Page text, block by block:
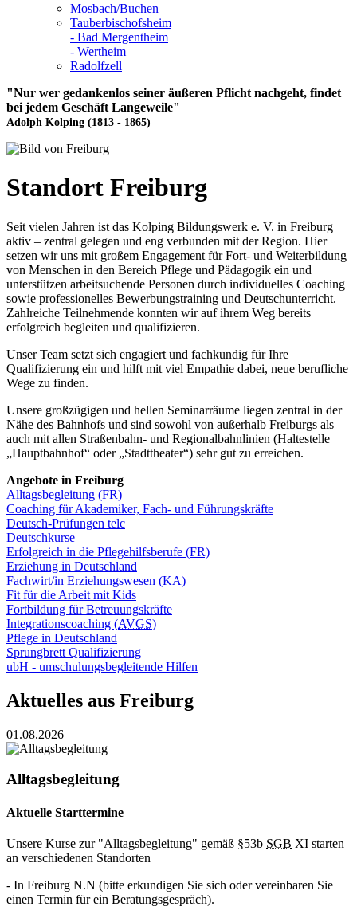
Mosbach/Buchen
Tauberbischofsheim
- Bad Mergentheim
- Wertheim
Radolfzell
"Nur wer gedankenlos seiner äußeren Pflicht nachgeht, findet
bei jedem Geschäft Langeweile"
Adolph Kolping (1813 - 1865)
Standort Freiburg
Seit vielen Jahren ist das Kolping Bildungswerk e. V. in Freiburg
aktiv – zentral gelegen und eng verbunden mit der Region. Hier
setzen wir uns mit großem Engagement für Fort- und Weiterbildung
von Menschen in den Bereich Pflege und Pädagogik ein und
unterstützen arbeitsuchende Personen durch individuelles Coaching
sowie professionelles Bewerbungstraining und Deutschunterricht.
Zahlreiche Teilnehmende konnten wir auf ihrem Weg bereits
erfolgreich begleiten und qualifizieren.
Unser Team setzt sich engagiert und fachkundig für Ihre
Qualifizierung ein und hilft mit viel Empathie dabei, neue berufliche
Wege zu finden.
Unsere großzügigen und hellen Seminarräume liegen zentral in der
Nähe des Bahnhofs und sind sowohl von außerhalb Freiburgs als
auch mit allen Straßenbahn- und Regionalbahnlinien (Haltestelle
„Hauptbahnhof“ oder „Stadttheater“) sehr gut zu erreichen.
Angebote in Freiburg
Alltagsbegleitung (FR)
Coaching für Akademiker, Fach- und Führungskräfte
Deutsch-Prüfungen telc
Deutschkurse
Erfolgreich in die Pflegehilfsberufe (FR)
Erziehung in Deutschland
Fachwirt/in Erziehungswesen (KA)
Fit für die Arbeit mit Kids
Fortbildung für Betreuungskräfte
Integrationscoaching (AVGS)
Pflege in Deutschland
Sprungbrett Qualifizierung
ubH - umschulungsbegleitende Hilfen
Aktuelles aus Freiburg
01.08.2026
Alltagsbegleitung
Aktuelle Starttermine
Unsere Kurse zur "Alltagsbegleitung" gemäß §53b SGB XI starten
an verschiedenen Standorten
- In Freiburg N.N (bitte erkundigen Sie sich oder vereinbaren Sie
einen Termin für ein Beratungsgespräch).